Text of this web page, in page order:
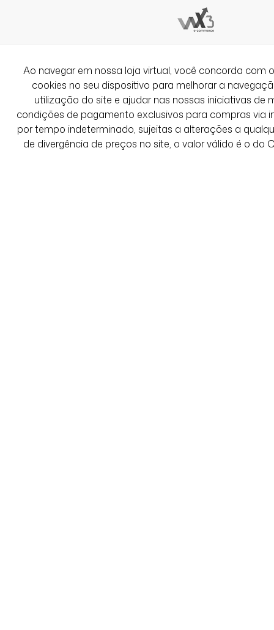
Ao navegar em nossa loja virtual, você concorda com
cookies no seu dispositivo para melhorar a
utilização do site e ajudar nas nossas iniciativas de
condições de pagamento exclusivos para compras via
por tempo indeterminado, sujeitas a alterações a
de divergência de preços no site, o valor válido é o do